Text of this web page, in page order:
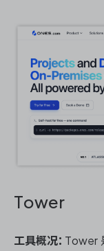
Tower
工具概况： Tower